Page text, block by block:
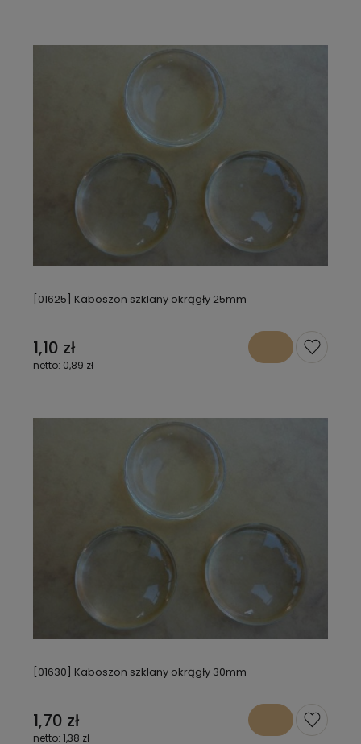
[01625] Kaboszon szklany okrągły 25mm
1,10 zł
0,89 zł
[01630] Kaboszon szklany okrągły 30mm
1,70 zł
1,38 zł